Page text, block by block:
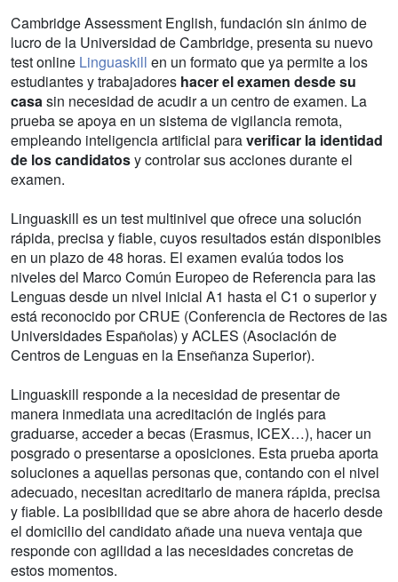
Cambridge Assessment English, fundación sin ánimo de
lucro de la Universidad de Cambridge, presenta su nuevo
test online Linguaskill en un formato que ya permite a los
estudiantes y trabajadores hacer el examen desde su
casasin necesidad de acudir a un centro de examen. La
prueba se apoya en un sistema de vigilancia remota,
empleando inteligencia artificial paraverificar la identidad
de los candidatosy controlar sus acciones durante el
examen.
Linguaskill es un test multinivel que ofrece una solución
rápida, precisa y fiable, cuyos resultados están disponibles
en un plazo de 48 horas. El examen evalúa todos los
niveles del Marco Común Europeo de Referencia para las
Lenguas desde un nivel inicial A1 hasta el C1 o superior y
está reconocido por CRUE (Conferencia de Rectores de las
Universidades Españolas) y ACLES (Asociación de
Centros de Lenguas en la Enseñanza Superior).
Linguaskill responde a la necesidad de presentar de
manera inmediata una acreditación de inglés para
graduarse, acceder a becas (Erasmus, ICEX…), hacer un
posgrado o presentarse a oposiciones. Esta prueba aporta
soluciones a aquellas personas que, contando con el nivel
adecuado, necesitan acreditarlo de manera rápida, precisa
y fiable. La posibilidad que se abre ahora de hacerlo desde
el domicilio del candidato añade una nueva ventaja que
responde con agilidad a las necesidades concretas de
estos momentos.